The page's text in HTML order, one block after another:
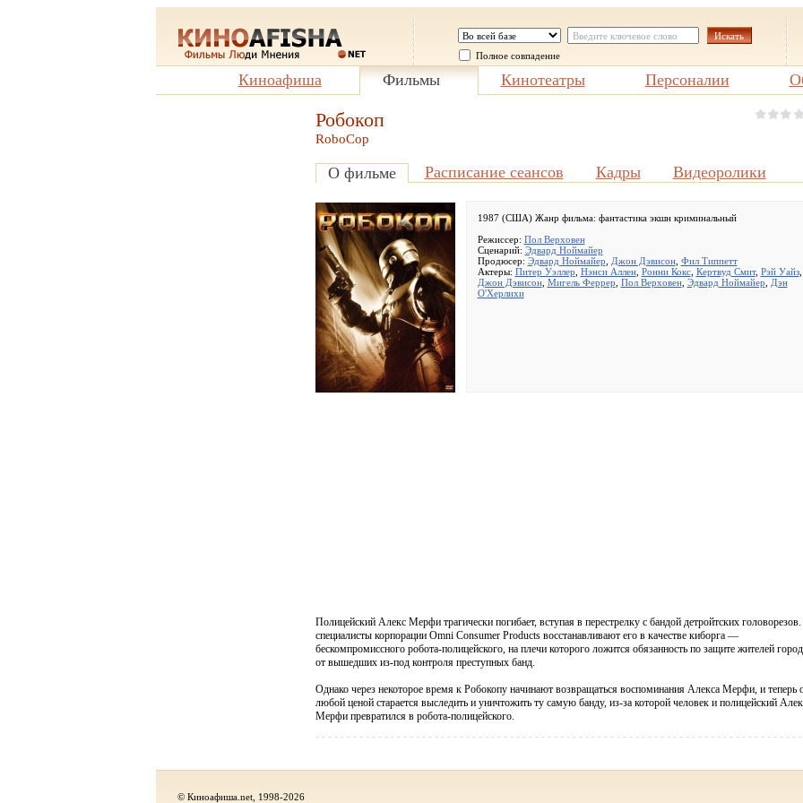
Полное совпадение
Киноафиша Фильмы Кинотеатры Персоналии
Робокоп
RoboCop
О фильме Расписание сеансов Кадры Видеоролики
1987 (США) Жанр фильма: фантастика экшн криминальный
Режиссер: Пол Верховен
Сценарий: Эдвард Ноймайер
Продюсер: Эдвард Ноймайер Джон Дэвисон, Фил Типпетт
Актеры: Питер Уэллер Нэнси Аллен, Ронни Кокс, Кертвуд Смит, Рэй Уайз,
Джон Дэвисон, Мигель Феррер Пол Верховен, Эдвард Ноймайер
Дэн
О'Херлихи
Полицейский Алекс Мерфи трагически погибает, вступая в перестрелку с бандой детройтских
специалисты корпорации Omni Consumer Products восстанавливают его в качестве киборга —
бескомпромиссного робота-полицейского, на плечи которого ложится обязанность по защите жителей
от вышедших из-под контроля преступных банд.
Однако через некоторое время к Робокопу начинают возвращаться воспоминания Алекса Мерфи, и теперь
любой ценой старается выследить и уничтожить ту самую банду, из-за которой человек и полицейский
Мерфи превратился в робота-полицейского.
© Киноафиша.net, 1998-2026